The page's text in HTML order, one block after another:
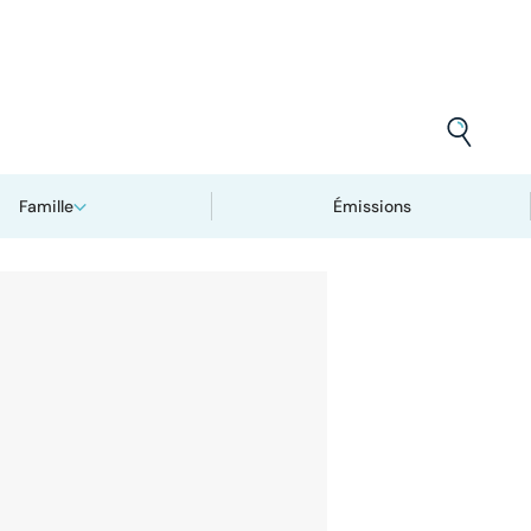
Famille Émissions